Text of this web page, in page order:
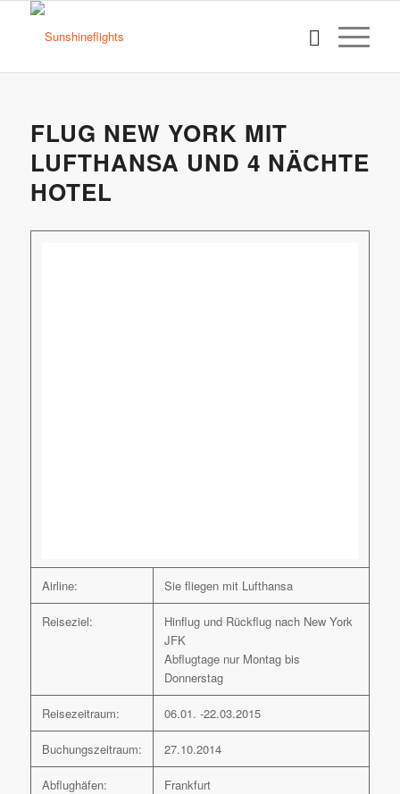
FLUG NEW YORK MIT
LUFTHANSA UND 4 NÄCHTE
HOTEL
Airline: Sie fliegen mit Lufthansa
Reiseziel:
Hinflug und Rückflug nach New York
JFK
Abflugtage nur Montag bis
Donnerstag
Reisezeitraum: 06.01. -22.03.2015
Buchungszeitraum: 27.10.2014
Abflughäfen:
Frankfurt